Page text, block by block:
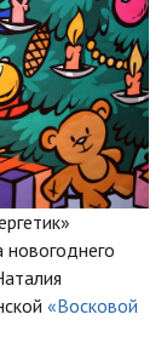
«Восковой